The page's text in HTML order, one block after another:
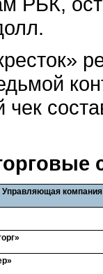
чек
Управляющая компания